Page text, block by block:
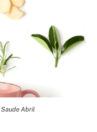
Abril